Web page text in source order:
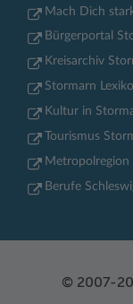
Mach Dich
Bürgerportal
Kreisarchiv
Stormarn
Kultur in
Tourismus
Metropolregion
Berufe
© 2007-